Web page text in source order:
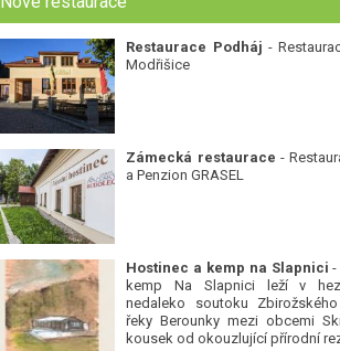
Restaurace Podháj -
Modřišice
Zámecká restaurace -
a Penzion GRASEL
Hostinec a kemp na Slapnici -
kemp Na Slapnici leží v
nedaleko soutoku
řeky Berounky mezi obcemi
kousek od okouzlující přírodní